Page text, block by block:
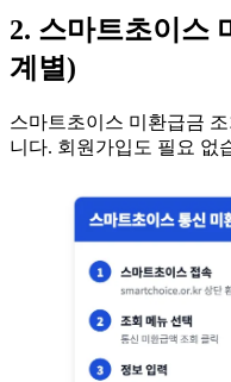
2. 스마트초이스
계별)
스마트초이스 미환급금
니다. 회원가입도 필요 없